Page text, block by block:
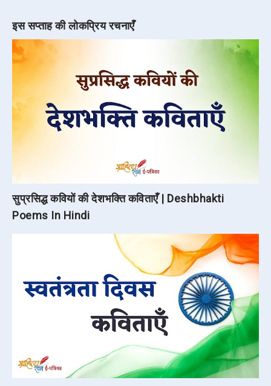
इस सप्ताह की लोकप्रिय रचनाएँ
सुप्रसिद्ध कवियों की देशभक्ति कविताएँ | Deshbhakti
Poems In Hindi